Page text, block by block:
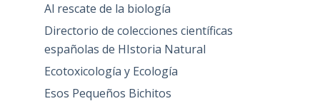
Al rescate de la biología
Directorio de colecciones científicas
españolas de HIstoria Natural
Ecotoxicología y Ecología
Esos Pequeños Bichitos